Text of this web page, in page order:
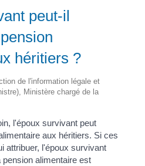
peut-il
héritiers ?
de l'information légale et
Ministère chargé de la
l'époux survivant peut
aux héritiers. Si ces
attribuer, l'époux survivant
alimentaire est